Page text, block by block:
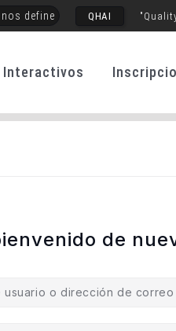
define QHAI
Interactivos
de